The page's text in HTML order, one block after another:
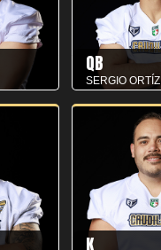
QB
SERGIO ORTÍZ
K